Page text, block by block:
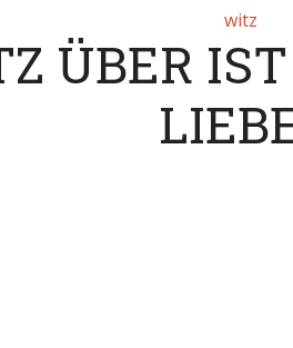
witz
ÜBER